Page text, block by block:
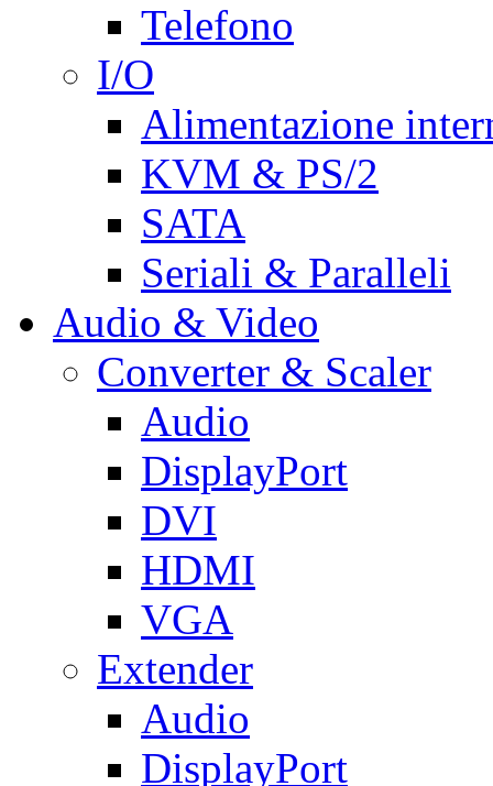
Telefono
I/O
Alimentazione
KVM & PS/2
SATA
Seriali & Paralleli
Audio & Video
Converter & Scaler
Audio
DisplayPort
DVI
HDMI
VGA
Extender
Audio
DisplayPort